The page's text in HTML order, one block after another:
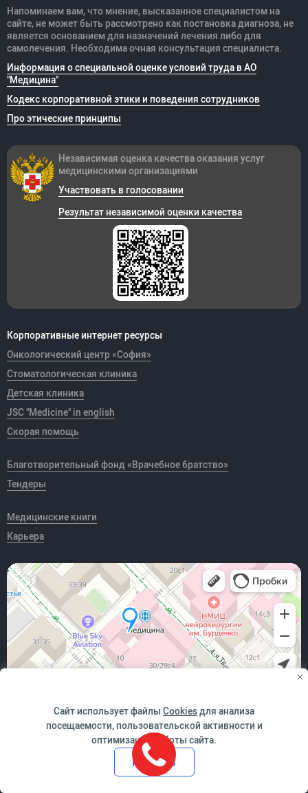
Напоминаем вам, что мнение, высказанное специалистом на
сайте, не может быть рассмотрено как постановка диагноза, не
является основанием для назначений лечения либо для
самолечения. Необходима очная консультация специалиста.
Информация о специальной оценке условий труда в АО
"Медицина"
Кодекс корпоративной этики и поведения сотрудников
Про этические принципы
Корпоративные интернет ресурсы
Онкологический центр «София»
Стоматологическая клиника
Детская клиника
JSC "Medicine" in english
Скорая помощь
Благотворительный фонд «Врачебное братство»
Тендеры
Медицинские книги
Карьера
Независимая оценка качества оказания услуг
медицинскими организациями
Участвовать в голосовании
Результат независимой оценки качества
*победитель Всероссийского конкурса "За качество и
безопасность медицинской деятельности" в номинации
"Медицинская организация - лидер в обеспечении качества и
безопасности и медицинской деятельности". Сертификат
Сайт использует файлы Cookiesдля анализа
посещаемости, пользовательской активности и
оптимизации работы сайта.
Принять